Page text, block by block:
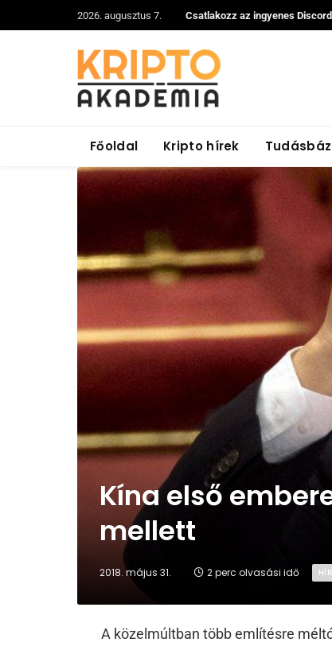
2026. augusztus 7. Csatlakozz az ingyenes
Főoldal Kripto hírek
Kína első
mellett
2018. május 31. 2 perc olvasási idő
A közelmúltban több említésre